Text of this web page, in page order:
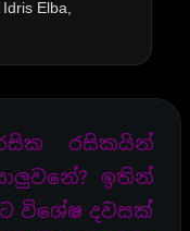
Elba,
රසිකයින්
ඉතින්
විශේෂ දවසක්